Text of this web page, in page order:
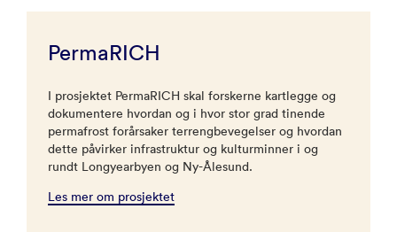
PermaRICH
I prosjektet PermaRICH skal forskerne kartlegge og
dokumentere hvordan og i hvor stor grad tinende
permafrost forårsaker terrengbevegelser og hvordan
dette påvirker infrastruktur og kulturminner i og
rundt Longyearbyen og Ny-Ålesund.
Les mer om prosjektet